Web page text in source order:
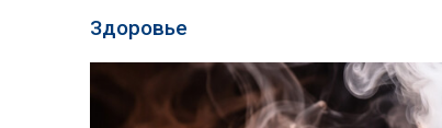
Здоровье